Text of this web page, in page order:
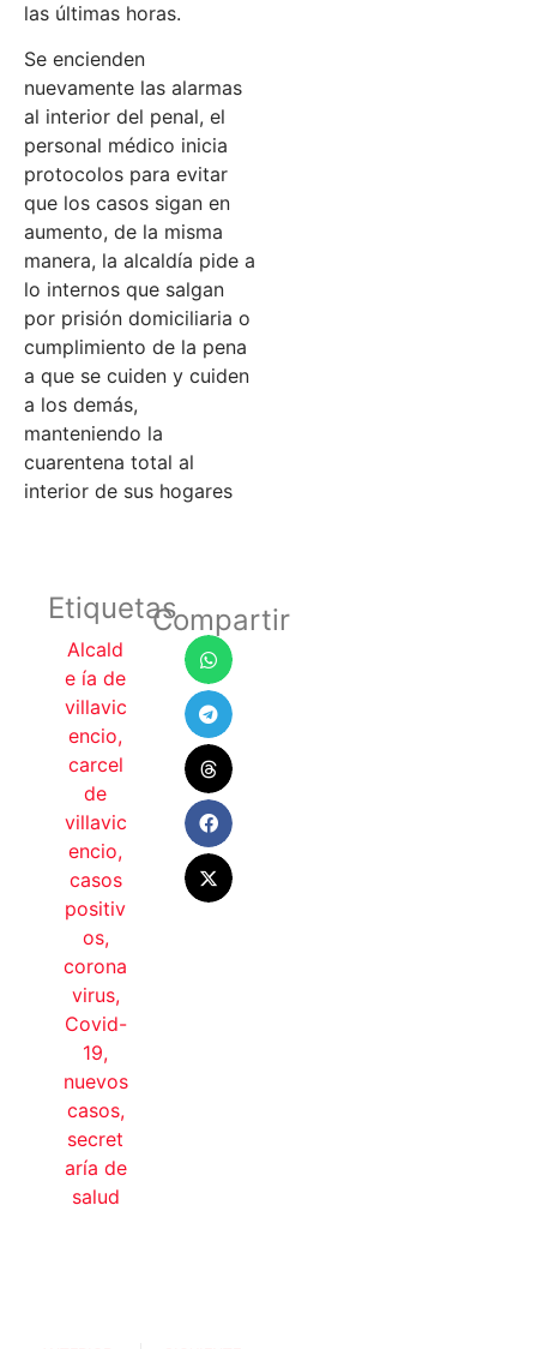
las últimas horas.
Se encienden
nuevamente las alarmas
al interior del penal, el
personal médico inicia
protocolos para evitar
que los casos sigan en
aumento, de la misma
manera, la alcaldía pide a
lo internos que salgan
por prisión domiciliaria o
cumplimiento de la pena
a que se cuiden y cuiden
a los demás,
manteniendo la
cuarentena total al
interior de sus hogares
Etiquetas
Alcald
e ía de
villavic
encio,
carcel
de
villavic
encio,
casos
positiv
os,
corona
virus,
Covid-
19,
nuevos
casos,
secret
aría de
salud
Compartir